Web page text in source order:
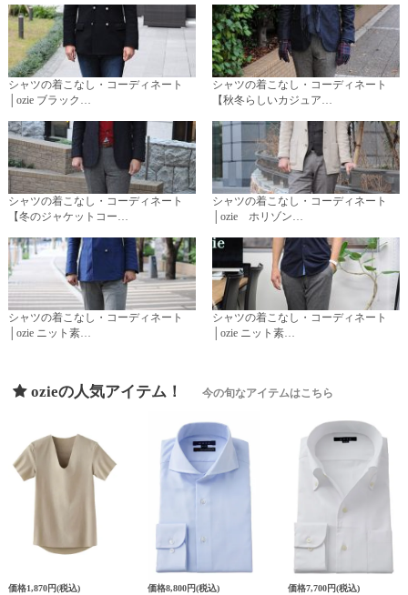
シャツの着こなし・コーディネート
│ozie ブラック…
シャツの着こなし・コーディネート
【秋冬らしいカジュア…
シャツの着こなし・コーディネート
【冬のジャケットコー…
シャツの着こなし・コーディネート
│ozie ホリゾン…
シャツの着こなし・コーディネート
│ozie ニット素…
シャツの着こなし・コーディネート
│ozie ニット素…
ozieの人気アイテム！ 今の旬なアイテムはこちら
価格1,870円(税込) 価格8,800円(税込) 価格7,700円(税込)